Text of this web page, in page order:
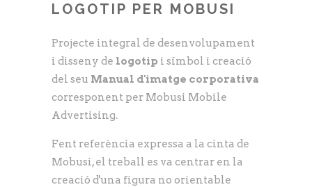
LOGOTIP PER MOBUSI
Projecte integral de desenvolupament
i disseny de logotip i símbol i creació
del seu Manual d'imatge corporativa
corresponent per Mobusi Mobile
Advertising.
Fent referència expressa a la cinta de
Mobusi, el treball es va centrar en la
creació d'una figura no orientable